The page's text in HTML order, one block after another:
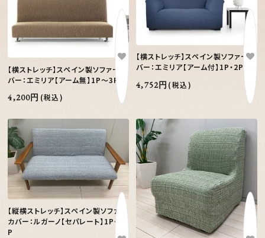
【横ストレッチ】スペイン製ソファーカ
バー：エミリア【アーム無】1P～3P
4,200円 (税込)
【横ストレッチ】スペイン製ソファーカ
バー：エミリア【アーム付】1P・2P
4,752円 (税込)
【縦横ストレッチ】スペイン製ソファー
カバー：ルガーノ【セパレート】1P～3
P